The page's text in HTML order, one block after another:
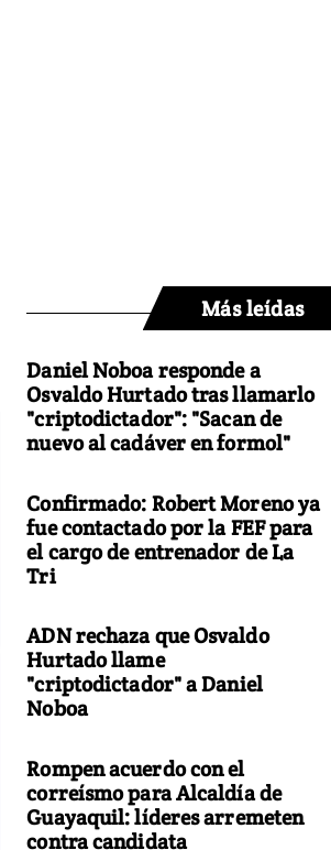
Más leídas
Daniel Noboa responde a
Osvaldo Hurtado tras llamarlo
"criptodictador": "Sacan de
nuevo al cadáver en formol"
Confirmado: Robert Moreno ya
fue contactado por la FEF para
el cargo de entrenador de La
Tri
ADN rechaza que Osvaldo
Hurtado llame
"criptodictador" a Daniel
Noboa
Rompen acuerdo con el
correísmo para Alcaldía de
Guayaquil: líderes arremeten
contra candidata